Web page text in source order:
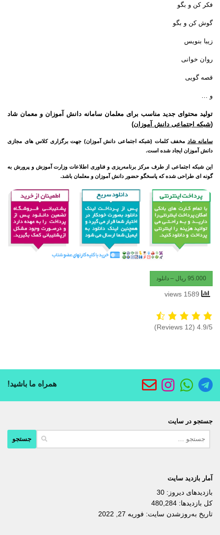
فکر کن و بگو
گوش کن و بگو
زیبا بنویس
روان خوانی
قصه گویی
و …
تولید محتوای جدید مناسب برای معلمان سامانه دانش آموزان و معمان شاد
(شبکه اجتماعی دانش آموزان)
سامانه شاد مخفف کلمات (شبکه اجتماعی دانش آموزان) جهت برگزاری کلاس های مجازی
دانش آموزان ایجاد شده است.
این شبکه اجتماعی از طرف مرکز برنامه‌ریزی و فناوری اطلاعات وزارت آموزش و پرورش به
گونه ای طراحی شده که پاسخگو حضور دانش آموزان و معلمان باشد.
95.000 ریال – دانلود
4.9/5
(12 Reviews)
همراه ما باشید!
جستجو در سایت
آمار بازدید سایت
بازدیدهای دیروز: 30
کل بازدیدها: 480,284
تاریخ به‌روزشدن سایت: فوریه 27, 2022